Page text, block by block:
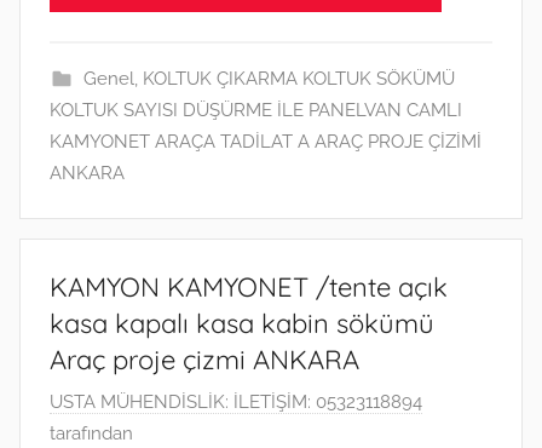
1
a
r
i
h
n
e
g
ö
n
d
Genel, KOLTUK ÇIKARMA KOLTUK SÖKÜMÜ
KOLTUK SAYISI DÜŞÜRME İLE PANELVAN CAMLI
KAMYONET ARAÇA TADİLAT A ARAÇ PROJE ÇİZİMİ
ANKARA
KAMYON KAMYONET /tente açık
kasa kapalı kasa kabin sökümü
Araç proje çizmi ANKARA
1
3
USTA MÜHENDİSLİK: İLETİŞİM: 05323118894
tarafından